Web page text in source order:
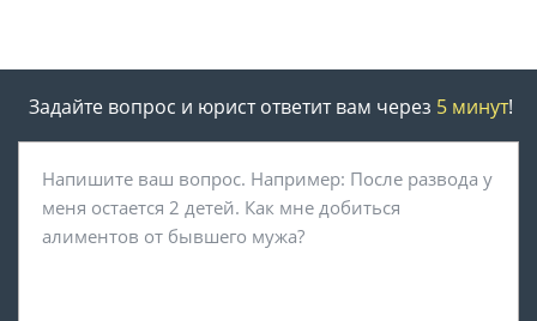
Задайте вопрос и юрист ответит вам через 5 минут!